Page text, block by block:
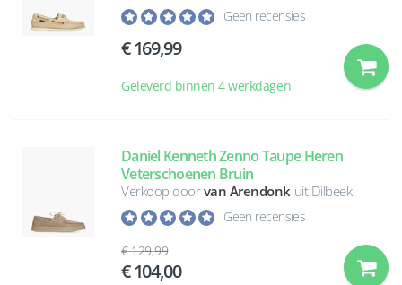
Geen recensies
169,99
Geleverd binnen 4 werkdagen
Daniel Kenneth Zenno Taupe Heren
Veterschoenen Bruin
Verkoop doorvan Arendonk uit Dilbeek
Geen recensies
129,99
104,00